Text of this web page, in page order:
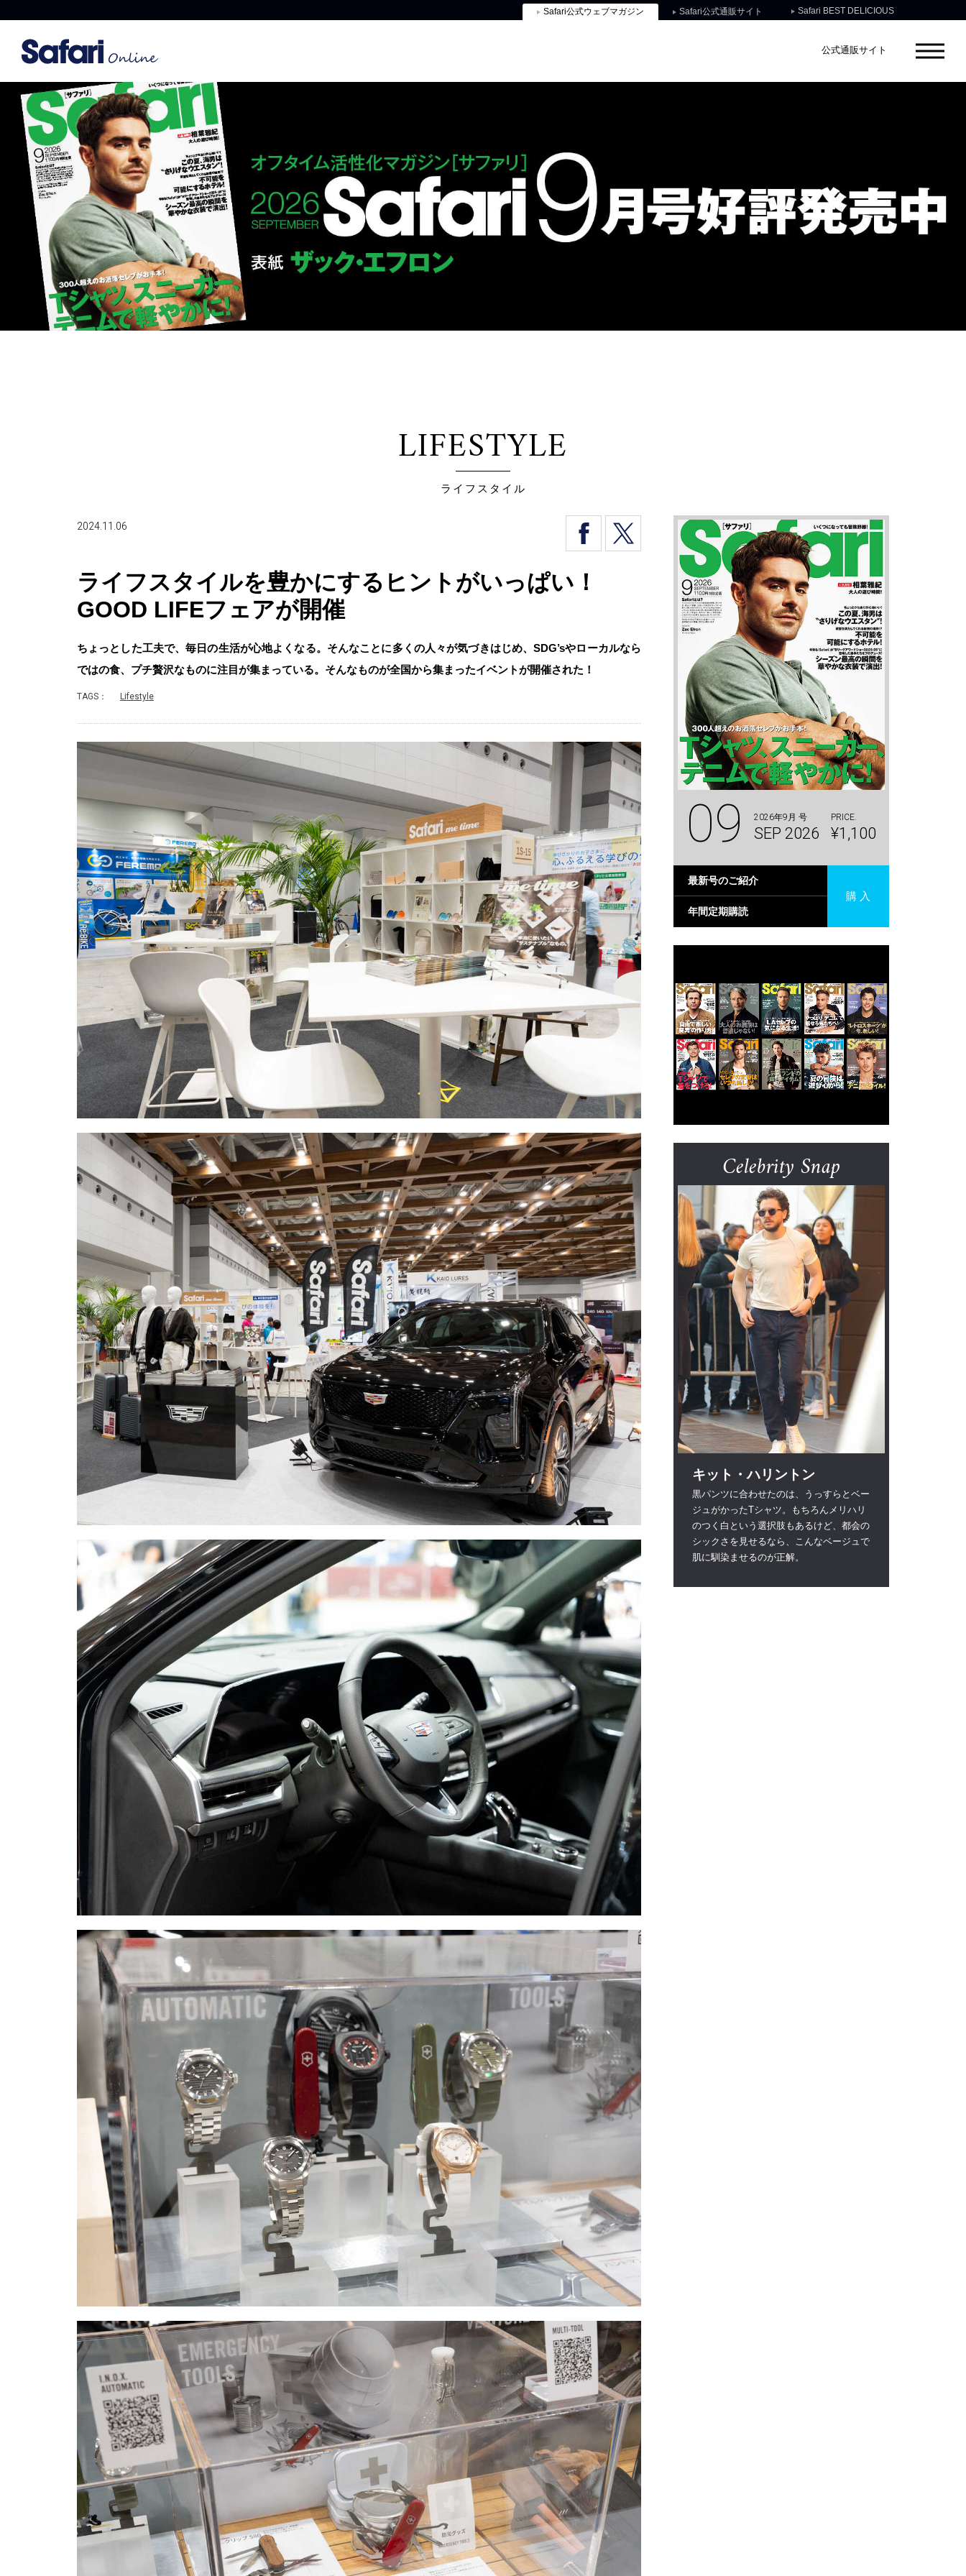
Safari公式ウェブマガジン Safari公式通販サイト Safari BEST DELICIOUS
公式通販サイト
LIFESTYLE
ライフスタイル
2024.11.06
ライフスタイルを豊かにするヒントがいっぱい！
GOOD LIFEフェアが開催
ちょっとした工夫で、毎日の生活が心地よくなる。そんなことに多くの人々が気づきはじめ、SDG’sやローカルなら
ではの食、プチ贅沢なものに注目が集まっている。そんなものが全国から集まったイベントが開催された！
TAGS： Lifestyle
09 2026年9月 号
SEP 2026
PRICE.
¥1,100
最新号のご紹介
年間定期購読
購 入
Celebrity Snap
キット・ハリントン
黒パンツに合わせたのは、うっすらとベー
ジュがかったTシャツ。もちろんメリハリ
のつく白という選択肢もあるけど、都会の
シックさを見せるなら、こんなベージュで
肌に馴染ませるのが正解。